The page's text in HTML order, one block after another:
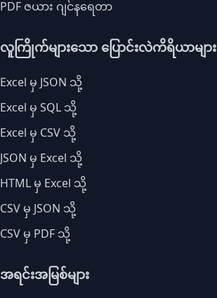
PDF ဇယား ဂျင်နရေတာ
လူကြိုက်များသော ပြောင်းလဲကိရိယာများ
Excel မှ JSON သို့
Excel မှ SQL သို့
Excel မှ CSV သို့
JSON မှ Excel သို့
HTML မှ Excel သို့
CSV မှ JSON သို့
CSV မှ PDF သို့
အရင်းအမြစ်များ